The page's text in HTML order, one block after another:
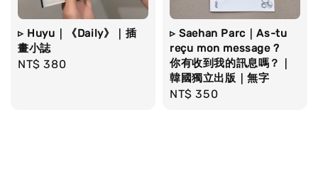
▹ Huyu｜《Daily》｜插
畫小誌
Regular
NT$ 380
▹ Saehan Parc｜As-tu
reçu mon message ?
你有收到我的訊息嗎？｜
韓國獨立出版｜無字
Regular
NT$ 350